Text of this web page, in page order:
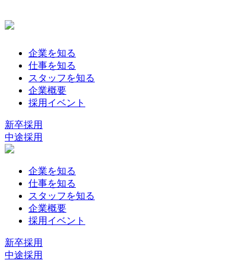
企業を知る
仕事を知る
スタッフを知る
企業概要
採用イベント
新卒採用
中途採用
企業を知る
仕事を知る
スタッフを知る
企業概要
採用イベント
新卒採用
中途採用